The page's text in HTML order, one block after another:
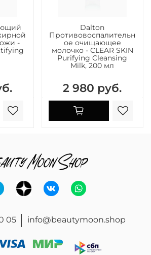
-
Dalton
Противовоспалительн
ое очищающее
молочко - CLEAR SKIN
Purifying Cleansing
Milk, 200 мл
2 980 руб.
05 info@beautymoon.shop